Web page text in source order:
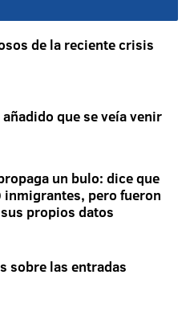
de la reciente crisis
que se veía venir
un bulo: dice que
pero fueron
propios datos
sobre las entradas